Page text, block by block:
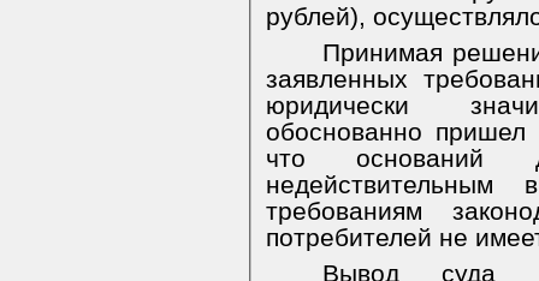
рублей),
Принимая
заявленных
юридически
обоснованно
что оснований
недействительным
требованиям
потребителей не
Вывод суда